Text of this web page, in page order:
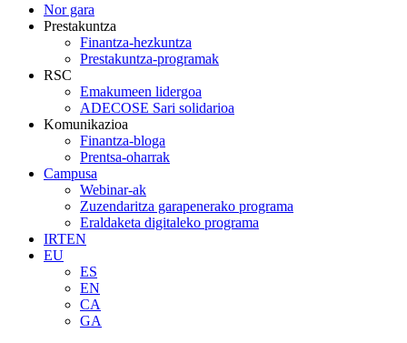
Close
Menu
Nor gara
Prestakuntza
Finantza-hezkuntza
Prestakuntza-programak
RSC
Emakumeen lidergoa
ADECOSE Sari solidarioa
Komunikazioa
Finantza-bloga
Prentsa-oharrak
Campusa
Webinar-ak
Zuzendaritza garapenerako programa
Eraldaketa digitaleko programa
IRTEN
EU
ES
EN
CA
GA